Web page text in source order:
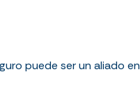
puede ser un aliado en